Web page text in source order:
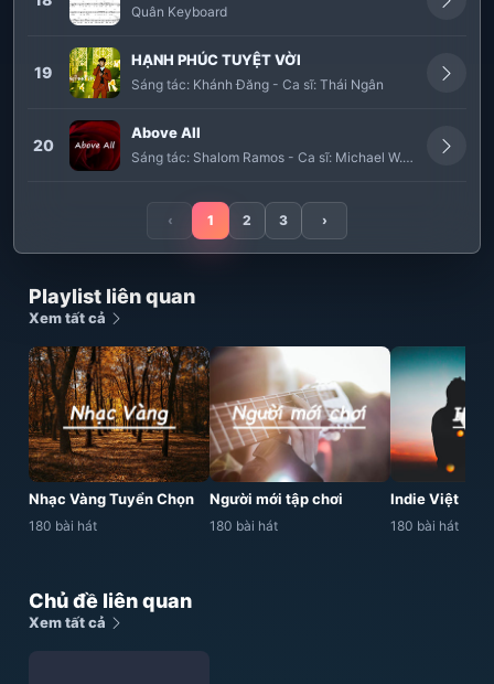
Quân Keyboard
19
HẠNH PHÚC TUYỆT VỜI
Sáng tác: Khánh Đăng - Ca sĩ: Thái Ngân
20
Above All
Sáng tác: Shalom Ramos - Ca sĩ: Michael W. Smith
‹ 1 2 3 ›
Playlist liên quan
Xem tất cả
Nhạc Vàng Tuyển Chọn
180 bài hát
Người mới tập chơi
180 bài hát
Indie Việt
180 bài hát
Chủ đề liên quan
Xem tất cả